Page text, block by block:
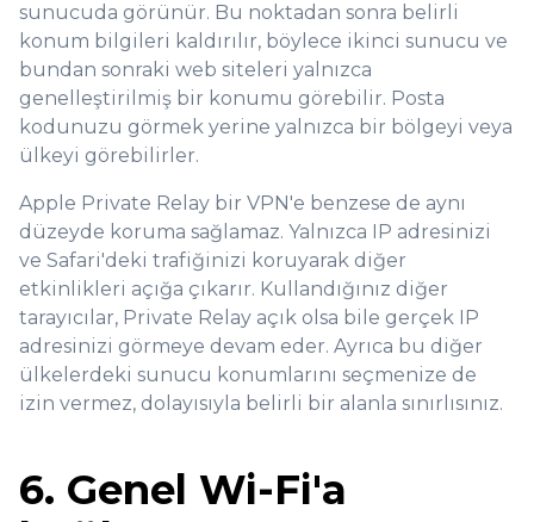
sunucuda görünür. Bu noktadan sonra belirli
konum bilgileri kaldırılır, böylece ikinci sunucu ve
bundan sonraki web siteleri yalnızca
genelleştirilmiş bir konumu görebilir. Posta
kodunuzu görmek yerine yalnızca bir bölgeyi veya
ülkeyi görebilirler.
Apple Private Relay bir VPN'e benzese de aynı
düzeyde koruma sağlamaz. Yalnızca IP adresinizi
ve Safari'deki trafiğinizi koruyarak diğer
etkinlikleri açığa çıkarır. Kullandığınız diğer
tarayıcılar, Private Relay açık olsa bile gerçek IP
adresinizi görmeye devam eder. Ayrıca bu diğer
ülkelerdeki sunucu konumlarını seçmenize de
izin vermez, dolayısıyla belirli bir alanla sınırlısınız.
6. Genel Wi-Fi'a